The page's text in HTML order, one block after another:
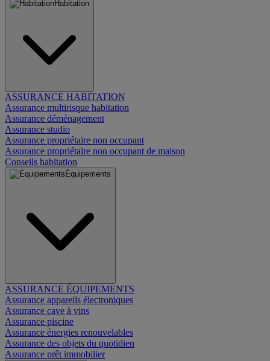
Habitation
ASSURANCE HABITATION
Assurance multirisque habitation
Assurance déménagement
Assurance studio
Assurance propriétaire non occupant
Assurance propriétaire non occupant de maison
Conseils habitation
Équipements
ASSURANCE ÉQUIPEMENTS
Assurance appareils électroniques
Assurance cave à vins
Assurance piscine
Assurance énergies renouvelables
Assurance des objets du quotidien
Assurance prêt immobilier